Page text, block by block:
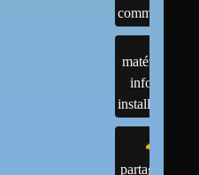
commandes
matériels :
infos et
installations
partage